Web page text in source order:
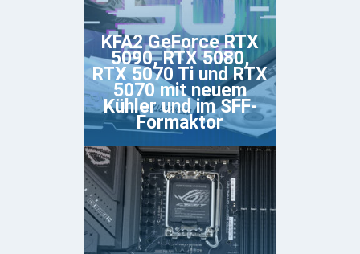
KFA2 GeForce RTX
5090, RTX 5080,
RTX 5070 Ti und RTX
5070 mit neuem
Kühler und im SFF-
Formaktor